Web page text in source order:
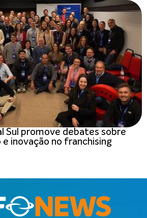
Sul promove debates sobre
inovação no franchising